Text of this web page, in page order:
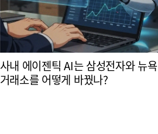
사내 에이젠틱 AI는 삼성전자와 뉴욕
거래소를 어떻게 바꿨나?